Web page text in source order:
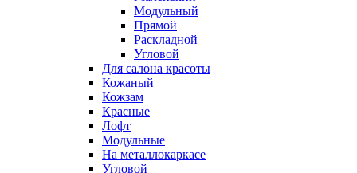
Модульный
Прямой
Раскладной
Угловой
Для салона красоты
Кожаный
Кожзам
Красные
Лофт
Модульные
На металлокаркасе
Угловой